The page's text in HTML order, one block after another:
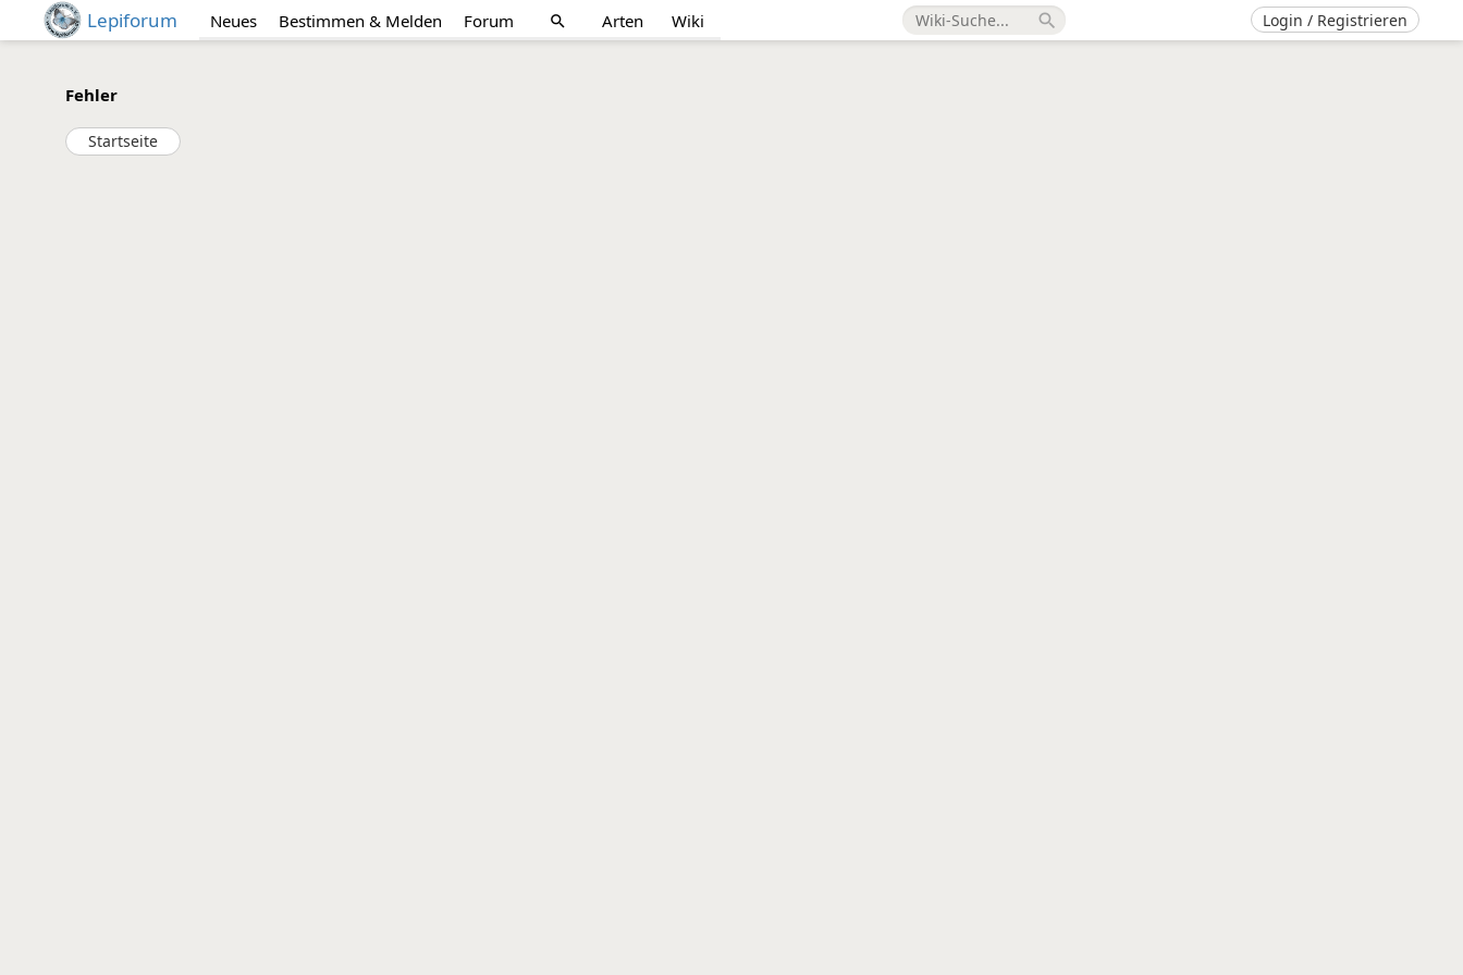
Lepiforum Neues Bestimmen & Melden Forum search Arten Wiki search Login / Registrieren
Fehler
Startseite